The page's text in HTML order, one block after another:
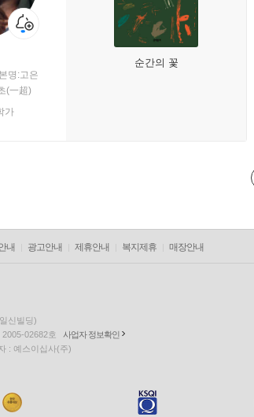
명:고은
(一超)
가
순간의 꽃
내 광고안내 제휴안내 복지제휴 매장안내
신빌딩)
02682호
사업자 정보확인
: 예스이십사(주)